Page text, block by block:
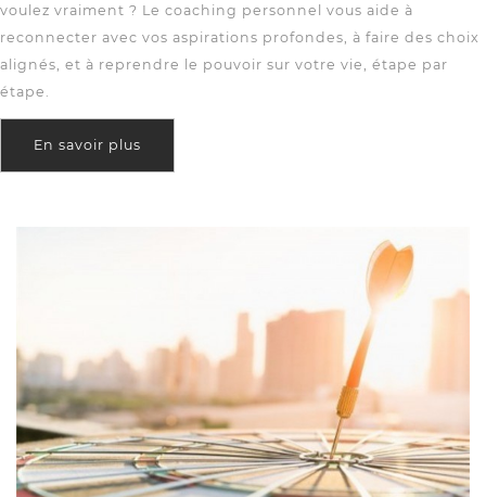
voulez vraiment ? Le coaching personnel vous aide à
reconnecter avec vos aspirations profondes, à faire des choix
alignés, et à reprendre le pouvoir sur votre vie, étape par
étape.
En savoir plus